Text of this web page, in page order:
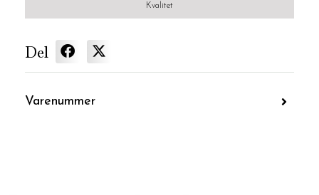
Kvalitet
Del
Varenummer